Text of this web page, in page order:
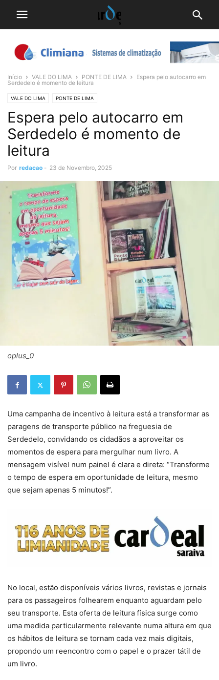
Início VALE DO LIMA PONTE DE LIMA
Espera pelo autocarro em
Serdedelo é momento de leitura
VALE DO LIMA PONTE DE LIMA
Espera pelo autocarro em
Serdedelo é momento de
leitura
Por redacao - 23 de Novembro, 2025
oplus_0
Uma campanha de incentivo à leitura está a transformar as
paragens de transporte público na freguesia de
Serdedelo, convidando os cidadãos a aproveitar os
momentos de espera para mergulhar num livro. A
mensagem visível num painel é clara e direta: “Transforme
o tempo de espera em oportunidade de leitura, mesmo
que sejam apenas 5 minutos!”.
No local, estão disponíveis vários livros, revistas e jornais
para os passageiros folhearem enquanto aguardam pelo
seu transporte. Esta oferta de leitura física surge como
uma medida particularmente relevante numa altura em que
os hábitos de leitura se tornam cada vez mais digitais,
propondo um reencontro com o papel e o prazer tátil de
um livro.